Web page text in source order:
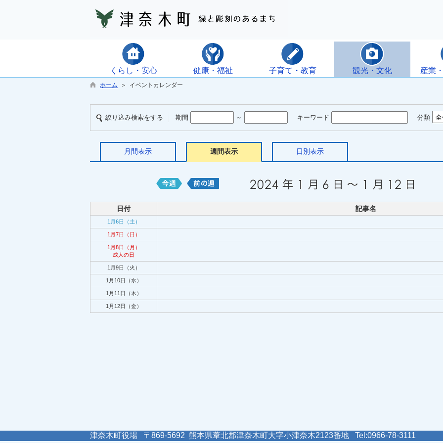
くらし・安心 健康・福祉 子育て・教育 観光・文化 産業
ホーム ＞ イベントカレンダー
絞り込み検索をする 期間 ～ キーワード 分類
月間表示 週間表示 日別表示
日付 記事名
1月6日（土）
1月7日（日）
1月8日（月）
成人の日
1月9日（火）
1月10日（水）
1月11日（木）
1月12日（金）
津奈木町役場 〒869-5692 熊本県葦北郡津奈木町大字小津奈木2123番地 Tel:0966-78-3111